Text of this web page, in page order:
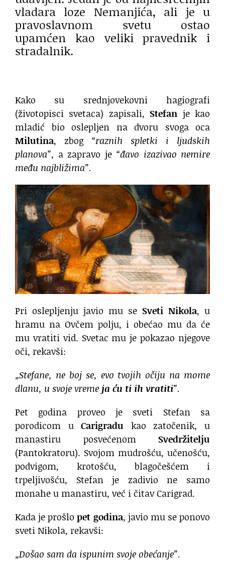
vladara loze Nemanjića, ali je u
pravoslavnom svetu ostao
upamćen kao veliki pravednik i
stradalnik.
Kako su srednjovekovni hagiografi
(životopisci svetaca) zapisali,Stefan je kao
mladić bio oslepljen na dvoru svoga oca
Milutina, zbog “raznih spletki i ljudskih
planova”, a zapravo je “đavo izazivao nemire
među najbližima”.
Pri oslepljenju javio mu se Sveti Nikola, u
hramu na Ovčem polju, i obećao mu da će
mu vratiti vid. Svetac mu je pokazao njegove
oči, rekavši:
„Stefane, ne boj se, evo tvojih očiju na mome
dlanu, u svoje vreme ja ću ti ih vratiti”.
Pet godina proveo je sveti Stefan sa
porodicom uCarigradu kao zatočenik, u
manastiru posvećenom Svedržitelju
(Pantokratoru). Svojom mudrošću, učenošću,
podvigom, krotošću, blagočešćem i
trpeljivošću, Stefan je zadivio ne samo
monahe u manastiru, već i čitav Carigrad.
Kada je prošlopet godina, javio mu se ponovo
sveti Nikola, rekavši:
„Došao sam da ispunim svoje obećanje”.